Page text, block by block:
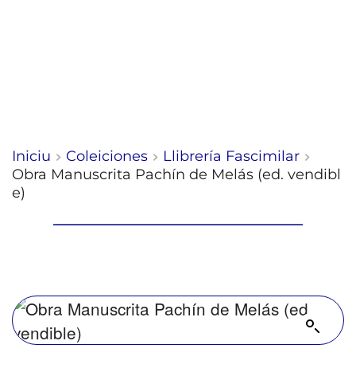
Iniciu Coleiciones
Llibrería Fascimilar
Obra Manuscrita Pachín de Melás (ed. vendibl
e)